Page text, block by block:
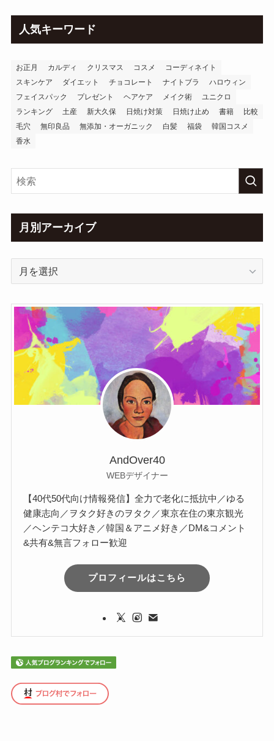
人気キーワード
お正月 カルディ クリスマス コスメ
コーディネイト
スキンケア
ダイエット チョコレート ナイトブラ
ハロウィン
フェイスパック
プレゼント ヘアケア メイク術
ユニクロ
ランキング
土産 新大久保 日焼け対策 日焼け止め 書籍
比較
毛穴
無印良品 無添加・オーガニック 白髪 福袋
韓国コスメ
香水
月別アーカイブ
ー
ブ
AndOver40
WEBデザイナー
【40代50代向け情報発信】全力で老化に抵抗中／ゆる
健康志向／ヲタク好きのヲタク／東京在住の東京観光
／ヘンテコ大好き／韓国＆アニメ好き／DM&コメント
&共有&無言フォロー歓迎
プロフィールはこちら